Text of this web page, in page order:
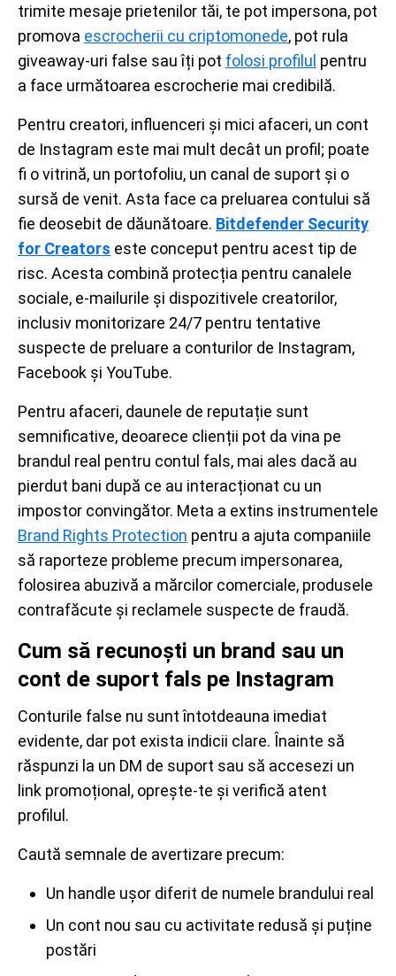
trimite mesaje prietenilor tăi, te pot impersona, pot
promova escrocherii cu criptomonede, pot rula
giveaway-uri false sau îți pot folosi profilul pentru
a face următoarea escrocherie mai credibilă.
Pentru creatori, influenceri și mici afaceri, un cont
de Instagram este mai mult decât un profil; poate
fi o vitrină, un portofoliu, un canal de suport și o
sursă de venit. Asta face ca preluarea contului să
fie deosebit de dăunătoare. Bitdefender Security
for Creators este conceput pentru acest tip de
risc. Acesta combină protecția pentru canalele
sociale, e-mailurile și dispozitivele creatorilor,
inclusiv monitorizare 24/7 pentru tentative
suspecte de preluare a conturilor de Instagram,
Facebook și YouTube.
Pentru afaceri, daunele de reputație sunt
semnificative, deoarece clienții pot da vina pe
brandul real pentru contul fals, mai ales dacă au
pierdut bani după ce au interacționat cu un
impostor convingător. Meta a extins instrumentele
Brand Rights Protection pentru a ajuta companiile
să raporteze probleme precum impersonarea,
folosirea abuzivă a mărcilor comerciale, produsele
contrafăcute și reclamele suspecte de fraudă.
Cum să recunoști un brand sau un
cont de suport fals pe Instagram
Conturile false nu sunt întotdeauna imediat
evidente, dar pot exista indicii clare. Înainte să
răspunzi la un DM de suport sau să accesezi un
link promoțional, oprește-te și verifică atent
profilul.
Caută semnale de avertizare precum:
Un handle ușor diferit de numele brandului real
Un cont nou sau cu activitate redusă și puține
postări